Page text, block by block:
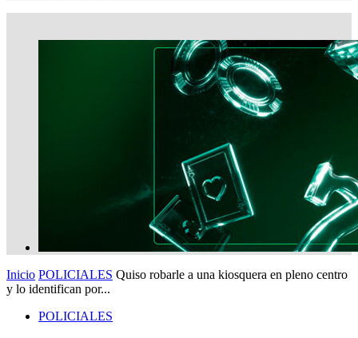
Inicio POLICIALES Quiso robarle a una kiosquera en pleno centro
y lo identifican por...
POLICIALES